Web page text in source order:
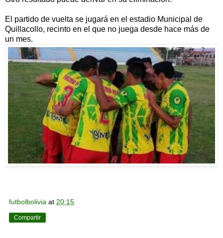
El partido de vuelta se jugará en el estadio Municipal de
Quillacollo, recinto en el que no juega desde hace más de
un mes.
futbolbolivia at 20:15
Compartir